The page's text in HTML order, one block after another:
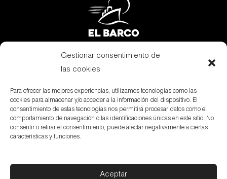
Gestionar consentimiento de
las cookies
Para ofrecer las mejores experiencias, utilizamos tecnologías como las
cookies para almacenar y/o acceder a la información del dispositivo. El
consentimiento de estas tecnologías nos permitirá procesar datos como el
comportamiento de navegación o las identificaciones únicas en este sitio. No
consentir o retirar el consentimiento, puede afectar negativamente a ciertas
características y funciones.
Aceptar
Subvenciones
Aviso Legal
Política de privacidad